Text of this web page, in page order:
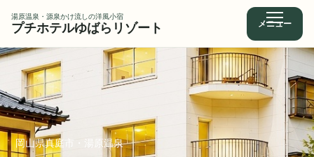
湯原温泉・源泉かけ流しの洋風小宿
プチホテルゆばらリゾート メニュー
岡山県真庭市・湯原温泉